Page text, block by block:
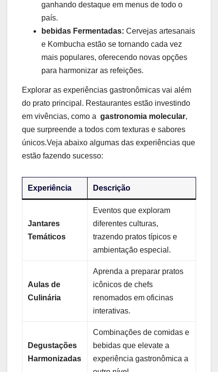
ganhando destaque em menus de ​todo o
país.
bebidas Fermentadas: Cervejas artesanais
e Kombucha estão ‍se tornando cada ⁣vez
mais populares, oferecendo novas⁢ opções
para ⁣harmonizar as refeições.
Explorar as experiências gastronômicas vai além‍
do prato principal.‍ Restaurantes estão investindo
em vivências, ​como a ⁢ gastronomia⁣ molecular,​
que surpreende ‍a todos ⁢com texturas e sabores
únicos.Veja abaixo algumas das experiências que
⁣estão fazendo sucesso:
Experiência Descrição
Jantares
Temáticos
Eventos que exploram
diferentes culturas,
trazendo pratos ⁣típicos e
ambientação‌ especial.
Aulas de
Culinária
Aprenda a preparar pratos
‍icônicos ⁢de chefs
renomados em oficinas
‍interativas.
Degustações
Harmonizadas
Combinações de comidas e
bebidas que⁣ elevate a
experiência gastronômica a